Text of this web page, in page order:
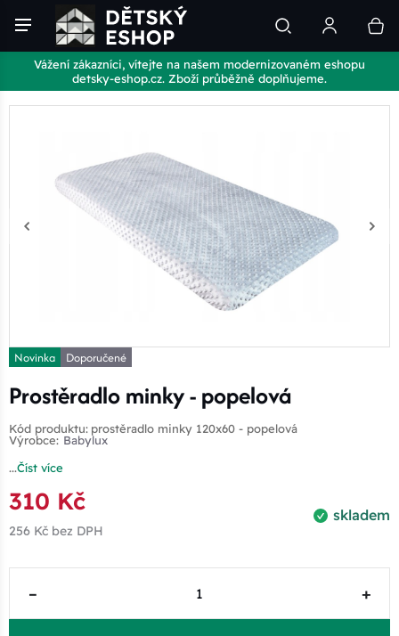
Vážení zákazníci, vítejte na našem modernizovaném eshopu
detsky-eshop.cz. Zboží průběžně doplňujeme.
Novinka Doporučené
Prostěradlo minky - popelová
Kód produktu: prostěradlo minky 120x60 - popelová
Výrobce: Babylux
...Číst více
skladem
310 Kč
256 Kč bez DPH
– +